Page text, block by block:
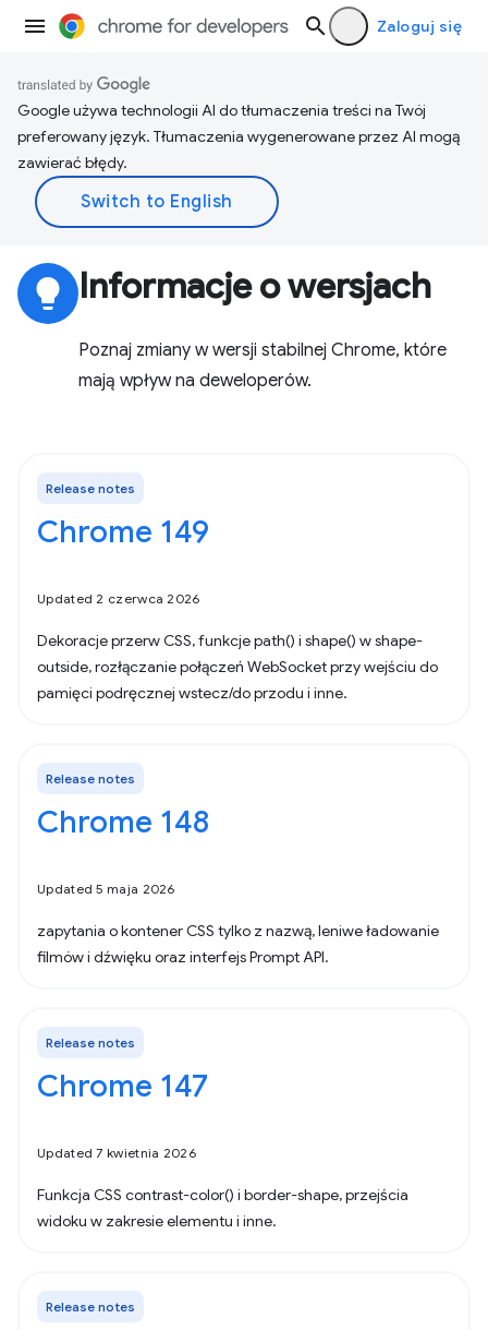
Zaloguj się
Google używa technologii AI do tłumaczenia treści na Twój
preferowany język. Tłumaczenia wygenerowane przez AI mogą
zawierać błędy.
lightbulb Informacje o wersjach
Poznaj zmiany w wersji stabilnej Chrome, które
mają wpływ na deweloperów.
Release notes
Chrome 149
Updated 2 czerwca 2026
Dekoracje przerw CSS, funkcje path() i shape() w shape-
outside, rozłączanie połączeń WebSocket przy wejściu do
pamięci podręcznej wstecz/do przodu i inne.
Release notes
Chrome 148
Updated 5 maja 2026
zapytania o kontener CSS tylko z nazwą, leniwe ładowanie
filmów i dźwięku oraz interfejs Prompt API.
Release notes
Chrome 147
Updated 7 kwietnia 2026
Funkcja CSS contrast-color() i border-shape, przejścia
widoku w zakresie elementu i inne.
Release notes